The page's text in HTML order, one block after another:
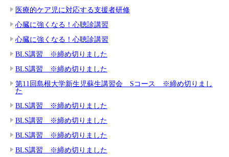
医療的ケア児に対応する支援者研修
心臓に強くなる！心聴診講習
心臓に強くなる！心聴診講習
BLS講習 ※締め切りました
BLS講習 ※締め切りました
第11回島根大学新生児蘇生講習会 Sコース ※締め切りまし
た
BLS講習 ※締め切りました
BLS講習 ※締め切りました
BLS講習 ※締め切りました
BLS講習 ※締め切りました